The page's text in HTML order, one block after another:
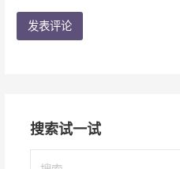
搜索试一试